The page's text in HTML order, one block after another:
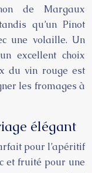
de Margaux
qu’un Pinot
une volaille. Un
excellent choix
du vin rouge est
les fromages à
élégant
pour l’apéritif
et fruité pour une